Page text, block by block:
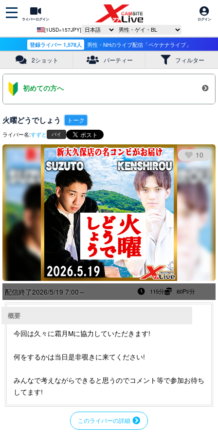
ライバーログイン ログイン
[1USD=157JPY]
登録ライバー 1,578人 男性・NHのライブ配信「ペケナナライブ」
2ショット パーティー フィルター
初めての方へ
火曜どうでしょう
トーク
ライバー名:すずと バイ
10
配信終了2026/5/19 7:00～ 115分 60Pt/分
概要
今回は久々に霜月Mに協力していただきます!
何をするかは当日是非覗きに来てください!
みんなで考えながらできると思うのでコメント等で参加お待ち
してます!
このライバーの詳細